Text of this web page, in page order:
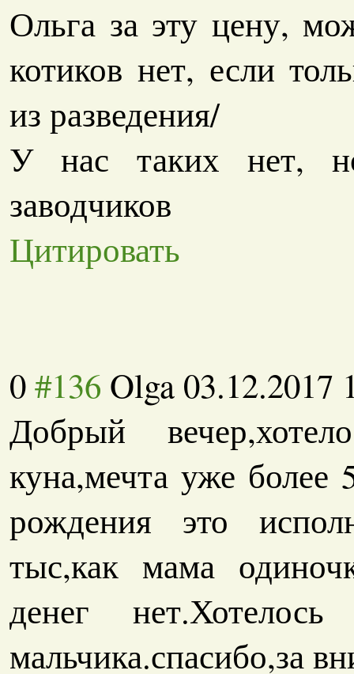
Ольга за эту цену,
котиков нет, если
из разведения/
У нас таких нет,
заводчиков
Цитировать
0#136 Olga 03.12.2017
Добрый
куна,мечта уже
рождения это
тыс,как мама
денег
мальчика.спасибо,за